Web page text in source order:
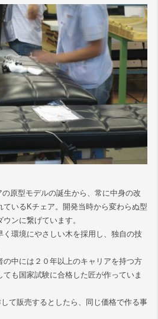
原型モデルの誕生から、常に中身の改
ているKチェア。開発当時から変わらぬ型
ンに繋げています。
環境にやさしい木を採用し、独自の技
中には２０年以上のキャリアを持つ方
も国家試験に合格した匠が作っていま
て販売するとしたら、同じ価格で作る事